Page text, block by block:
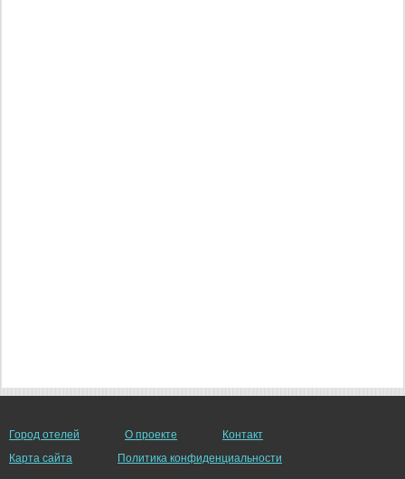
Город отелей О проекте
Контакт
Карта сайта
Политика конфиденциальности